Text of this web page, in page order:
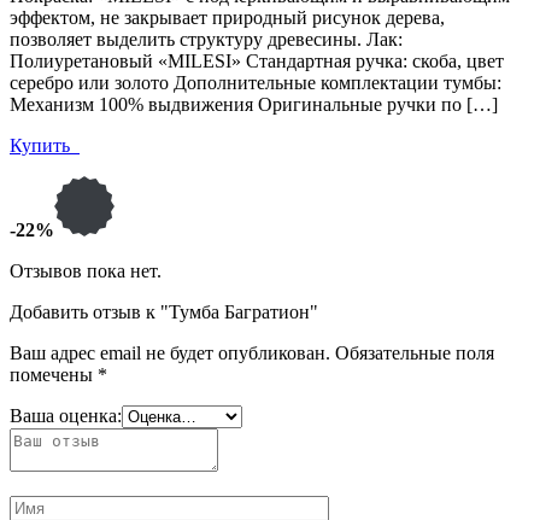
эффектом, не закрывает природный рисунок дерева,
позволяет выделить структуру древесины. Лак:
Полиуретановый «MILESI» Стандартная ручка: скоба, цвет
серебро или золото Дополнительные комплектации тумбы:
Механизм 100% выдвижения Оригинальные ручки по […]
Купить
-22%
Отзывов пока нет.
Добавить отзыв к "Тумба Багратион"
Ваш адрес email не будет опубликован. Обязательные поля
помечены *
Ваша оценка: